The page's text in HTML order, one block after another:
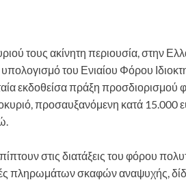
τους ακίνητη περιουσία, στην
του Ενιαίου Φόρου
εκδοθείσα πράξη
προσαυξανόμενη κατά 15.000
στις διατάξεις του φόρου
πληρωμάτων σκαφών αναψυχής,